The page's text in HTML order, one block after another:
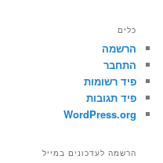
כלים
הרשמה
התחבר
פיד רשומות
פיד תגובות
WordPress.org
הרשמה לעדכונים במייל